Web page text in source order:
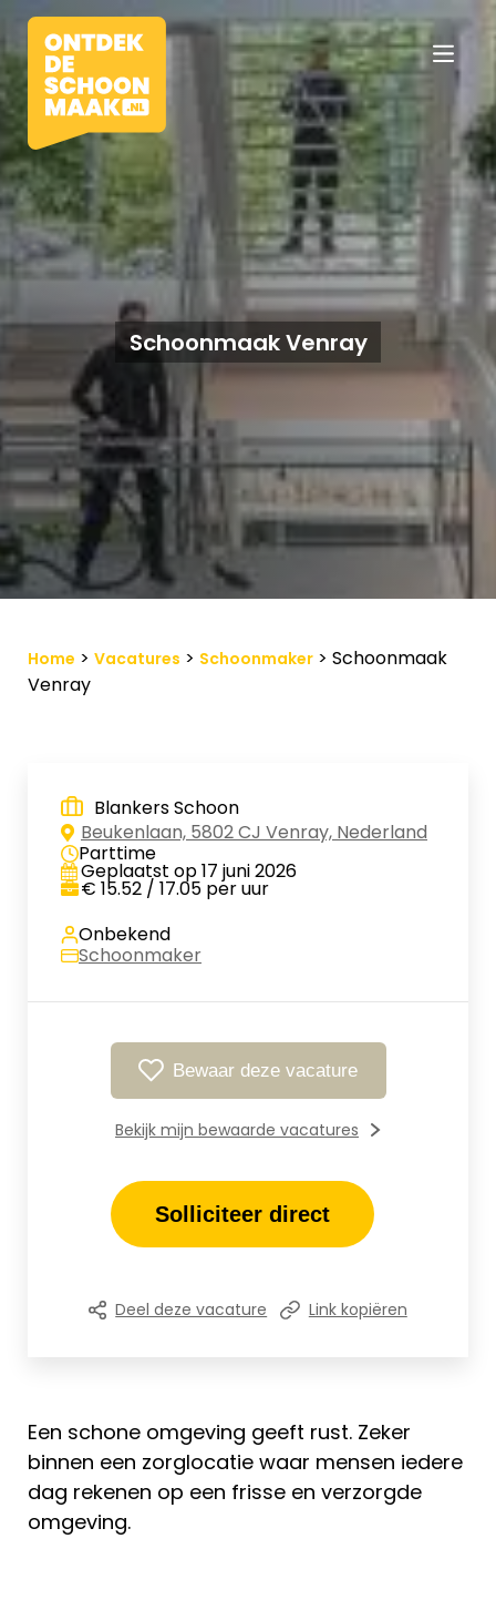
Schoonmaak Venray
Home > Vacatures > Schoonmaker > Schoonmaak
Venray
Een schone omgeving geeft rust. Zeker
binnen een zorglocatie waar mensen iedere
dag rekenen op een frisse en verzorgde
omgeving.
Blankers Schoon
Beukenlaan, 5802 CJ Venray, Nederland
Parttime
Geplaatst op 17 juni 2026
€ 15.52 / 17.05 per uur
Onbekend
Schoonmaker
Bewaar deze vacature
Bekijk mijn bewaarde vacatures
Solliciteer direct
Deel deze vacature Link kopiëren
Vacatures
Beroepen
Werkomgevingen
Opleidingen
Werkgevers
Vacature-alert
Mijn profiel
Bewaarde vacatures